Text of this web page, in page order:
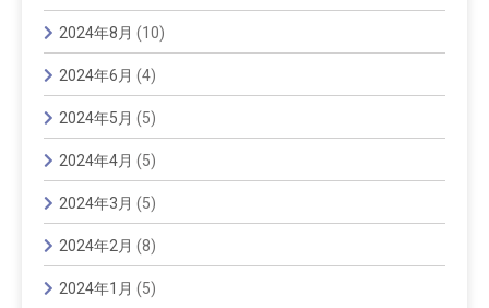
2024年8月 (10)
2024年6月 (4)
2024年5月 (5)
2024年4月 (5)
2024年3月 (5)
2024年2月 (8)
2024年1月 (5)